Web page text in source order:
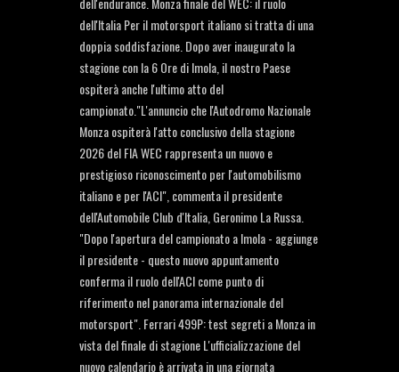
dell'Italia Per il motorsport italiano si tratta di una
doppia soddisfazione. Dopo aver inaugurato la
stagione con la 6 Ore di Imola, il nostro Paese
ospiterà anche l'ultimo atto del
campionato."L'annuncio che l'Autodromo Nazionale
Monza ospiterà l'atto conclusivo della stagione
2026 del FIA WEC rappresenta un nuovo e
prestigioso riconoscimento per l'automobilismo
italiano e per l'ACI", commenta il presidente
dell'Automobile Club d'Italia, Geronimo La Russa.
"Dopo l'apertura del campionato a Imola - aggiunge
il presidente - questo nuovo appuntamento
conferma il ruolo dell'ACI come punto di
riferimento nel panorama internazionale del
motorsport". Ferrari 499P: test segreti a Monza in
vista del finale di stagione L'ufficializzazione del
nuovo calendario è arrivata in una giornata